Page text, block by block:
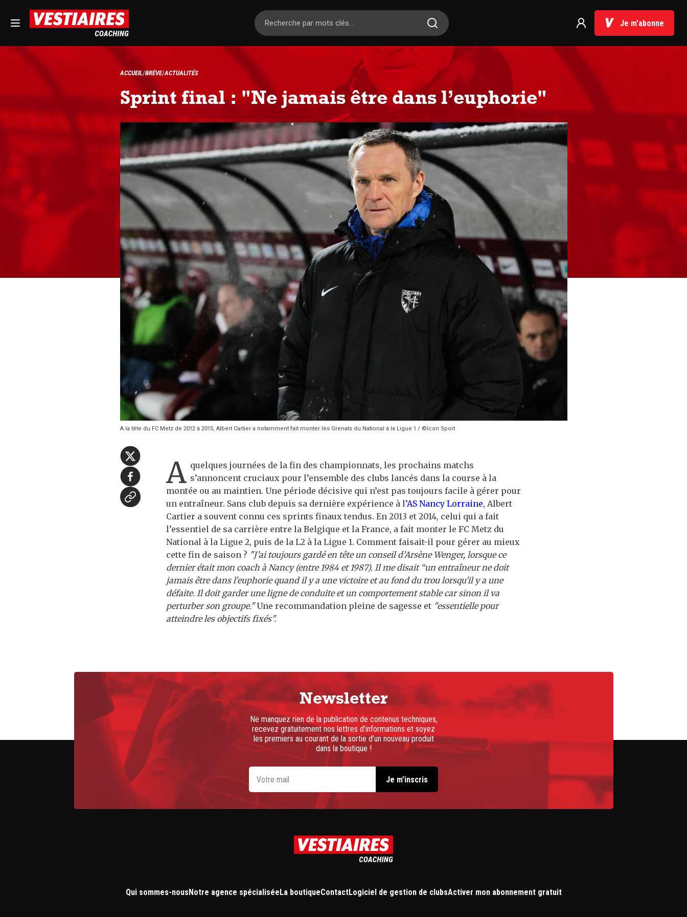
Je m'abonne
ACCUEIL BRÈVE ACTUALITÉS
Sprint final : "Ne jamais être dans l’euphorie"
A la tête du FC Metz de 2012 à 2015, Albert Cartier a notamment fait monter les Grenats du National à la Ligue 1 / ©Icon Sport
A quelques journées de la fin des championnats, les prochains matchs
s’annoncent cruciaux pour l’ensemble des clubs lancés dans la course à la
montée ou au maintien. Une période décisive qui n’est pas toujours facile à gérer pour
un entraîneur. Sans club depuis sa dernière expérience à l’AS Nancy Lorraine, Albert
Cartier a souvent connu ces sprints finaux tendus. En 2013 et 2014, celui qui a fait
l’essentiel de sa carrière entre la Belgique et la France, a fait monter le FC Metz du
National à la Ligue 2, puis de la L2 à la Ligue 1. Comment faisait-il pour gérer au mieux
cette fin de saison ? "J’ai toujours gardé en tête un conseil d’Arsène Wenger, lorsque ce
dernier était mon coach à Nancy (entre 1984 et 1987). Il me disait “un entraîneur ne doit
jamais être dans l'euphorie quand il y a une victoire et au fond du trou lorsqu'il y a une
défaite. Il doit garder une ligne de conduite et un comportement stable car sinon il va
perturber son groupe."Une recommandation pleine de sagesse et "essentielle pour
atteindre les objectifs fixés".
Newsletter
Ne manquez rien de la publication de contenus techniques,
recevez gratuitement nos lettres d’informations et soyez
les premiers au courant de la sortie d’un nouveau produit
dans la boutique !
Qui sommes-nousNotre agence spécialiséeLa boutiqueContactLogiciel de gestion de clubsActiver mon abonnement gratuit